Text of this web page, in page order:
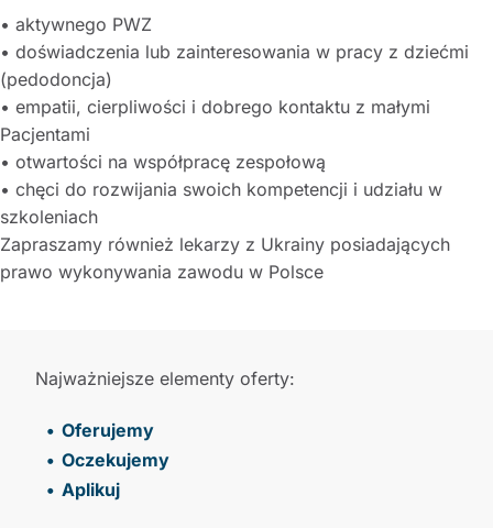
• aktywnego PWZ
• doświadczenia lub zainteresowania w pracy z dziećmi
(pedodoncja)
• empatii, cierpliwości i dobrego kontaktu z małymi
Pacjentami
• otwartości na współpracę zespołową
• chęci do rozwijania swoich kompetencji i udziału w
szkoleniach
Zapraszamy również lekarzy z Ukrainy posiadających
prawo wykonywania zawodu w Polsce
Najważniejsze elementy oferty:
Oferujemy
Oczekujemy
Aplikuj